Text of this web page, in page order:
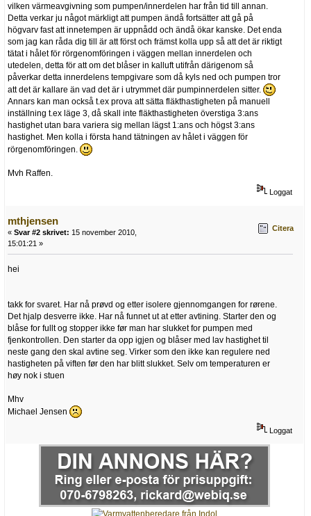
vilken värmeavgivning som pumpen/innerdelen har från tid till annan.
Detta verkar ju något märkligt att pumpen ändå fortsätter att gå på
högvarv fast att innetempen är uppnådd och ändå ökar kanske. Det enda
som jag kan råda dig till är att först och främst kolla upp så att det är riktigt
tätat i hålet för rörgenomföringen i väggen mellan innerdelen och
utedelen, detta för att om det blåser in kalluft utifrån därigenom så
påverkar detta innerdelens tempgivare som då kyls ned och pumpen tror
att det är kallare än vad det är i utrymmet där pumpinnerdelen sitter.
Annars kan man också t.ex prova att sätta fläkthastigheten på manuell
inställning t.ex läge 3, då skall inte fläkthastigheten överstiga 3:ans
hastighet utan bara variera sig mellan lägst 1:ans och högst 3:ans
hastighet. Men kolla i första hand tätningen av hålet i väggen för
rörgenomföringen.
Mvh Raffen.
Loggat
mthjensen
« Svar #2 skrivet: 15 november 2010,
15:01:21 »
Citera
hei
takk for svaret. Har nå prøvd og etter isolere gjennomgangen for rørene.
Det hjalp desverre ikke. Har nå funnet ut at etter avtining. Starter den og
blåse for fullt og stopper ikke før man har slukket for pumpen med
fjenkontrollen. Den starter da opp igjen og blåser med lav hastighet til
neste gang den skal avtine seg. Virker som den ikke kan regulere ned
hastigheten på viften før den har blitt slukket. Selv om temperaturen er
høy nok i stuen
Mhv
Michael Jensen
Loggat